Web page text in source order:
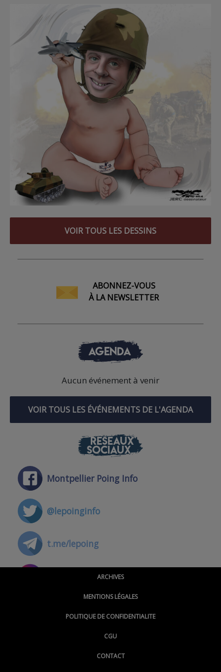
VOIR TOUS LES DESSINS
ABONNEZ-VOUS
À LA NEWSLETTER
AGENDA
Aucun événement à venir
VOIR TOUS LES ÉVÉNEMENTS DE L'AGENDA
RÉSEAUX
SOCIAUX
Montpellier Poing Info
@lepoinginfo
t.me/lepoing
@montpellierpoinginfo
@LePoingMontpellier
ARCHIVES
MENTIONS LÉGALES
POLITIQUE DE CONFIDENTIALITE
CGU
CONTACT